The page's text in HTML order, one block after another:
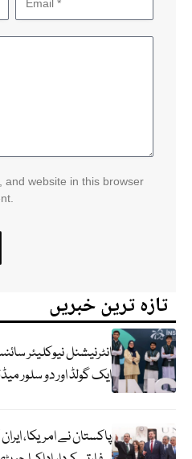
and website in this browser
تازہ ترین خبریں
ایک گولڈ اور دو سلور
پاکستان نے امریکا،